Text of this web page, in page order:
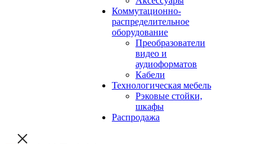
Коммутационно-
распределительное
оборудование
Преобразователи
видео и
аудиоформатов
Кабели
Технологическая мебель
Рэковые стойки,
шкафы
Распродажа